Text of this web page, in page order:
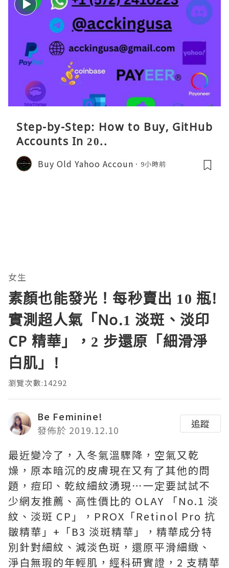
Step-by-Step: How to Buy, GitHub
Accounts In 20..
Buy Old Yahoo Accoun 9小時前
女生
素顏也能發光！每秒賣出 10 瓶!
實測超人氣「No.1 淡斑、淡印
CP 精華」，2 步還原「細滑淨
白肌」!
瀏覽次數:14292
Be Feminine!
發佈於 2019.12.10
追蹤
最近變冷了，入冬氣溫驟降，空氣又乾
燥，原本暗沉的皮膚現在又有了其他的問
題，痘印、乾紋細紋湧現⋯一定要試試不
少網友推薦、高性價比的 OLAY 「No.1 淡
紋、淡斑 CP」，PROX「Retinol Pro 抗
皺精華」+「B3 淡斑精華」，精華成分特
別針對細紋、減淡色斑，還原平滑細緻、
淨白無瑕的年輕肌，經科研實證，2 支精華